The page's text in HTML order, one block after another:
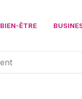
ÊTRE